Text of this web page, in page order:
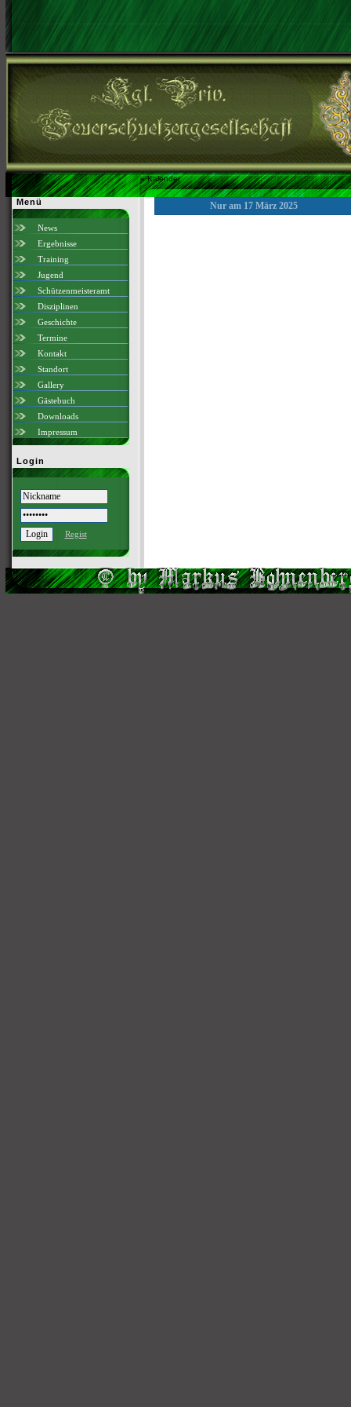
»Kalender
Menü
News
Ergebnisse
Training
Jugend
Schützenmeisteramt
Disziplinen
Geschichte
Termine
Kontakt
Standort
Gallery
Gästebuch
Downloads
Impressum
Login
Regist
Nur am 17 März 2025